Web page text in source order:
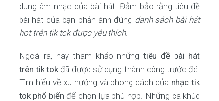
dung âm nhạc của bài hát. Đảm bảo rằng tiêu đề
bài hát của bạn phản ánh đúng danh sách bài hát
hot trên tik tok được yêu thích.
Ngoài ra, hãy tham khảo nhữngtiêu đề bài hát
trên tik tok đã được sử dụng thành công trước đó.
Tìm hiểu về xu hướng và phong cách của nhạc tik
tok phổ biến để chọn lựa phù hợp. Những ca khúc